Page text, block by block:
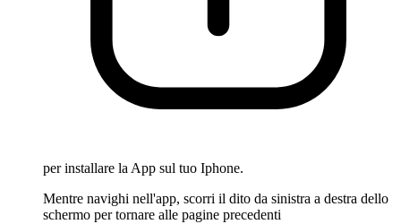
per installare la App sul tuo Iphone.
Mentre navighi nell'app, scorri il dito da sinistra a destra dello
schermo per tornare alle pagine precedenti